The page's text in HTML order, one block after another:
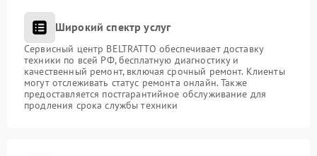
Широкий спектр услуг
Сервисный центр BELTRATTO обеспечивает доставку
техники по всей РФ, бесплатную диагностику и
качественный ремонт, включая срочный ремонт. Клиенты
могут отслеживать статус ремонта онлайн. Также
предоставляется постгарантийное обслуживание для
продления срока службы техники